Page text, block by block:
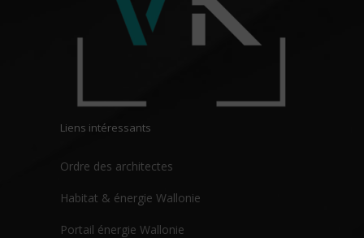
Liens intéressants
Ordre des architectes
Habitat & énergie Wallonie
Portail énergie Wallonie